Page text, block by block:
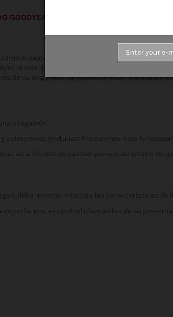
GOODYEAR:
de su larga vida, se puede cambiar la suela sin